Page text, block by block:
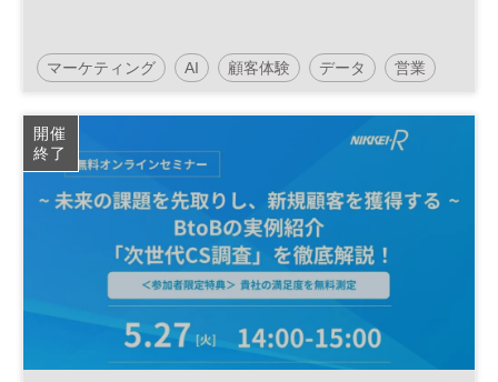
マーケティング AI 顧客体験 データ 営業
参加無料
日経メッセプレミアム・カンファレンス・シリーズ
開催
終了